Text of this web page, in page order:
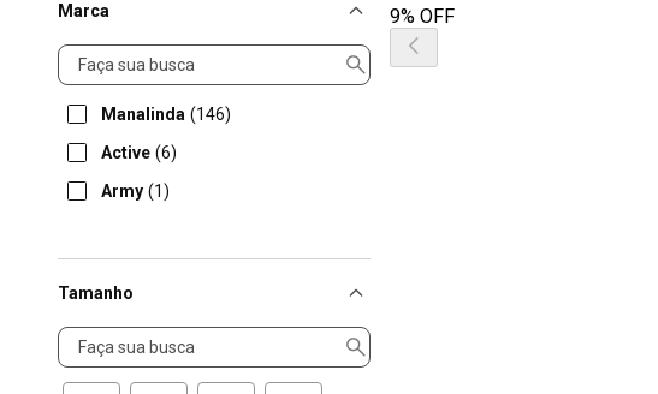
Marca
Marca
Manalinda (146)
Active (6)
Army (1)
Tamanho
Tamanho
9% OFF